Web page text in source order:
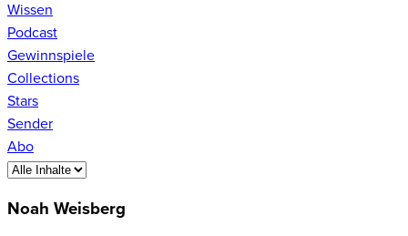
Wissen
Podcast
Gewinnspiele
Collections
Stars
Sender
Abo
Noah Weisberg